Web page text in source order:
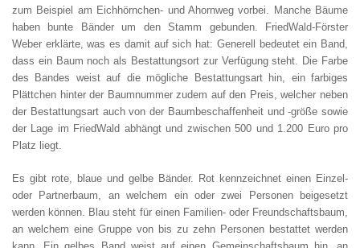
zum Beispiel am Eichhörnchen- und Ahornweg vorbei. Manche Bäume
haben bunte Bänder um den Stamm gebunden. FriedWald-Förster
Weber erklärte, was es damit auf sich hat: Generell bedeutet ein Band,
dass ein Baum noch als Bestattungsort zur Verfügung steht. Die Farbe
des Bandes weist auf die mögliche Bestattungsart hin, ein farbiges
Plättchen hinter der Baumnummer zudem auf den Preis, welcher neben
der Bestattungsart auch von der Baumbeschaffenheit und -größe sowie
der Lage im FriedWald abhängt und zwischen 500 und 1.200 Euro pro
Platz liegt.
Es gibt rote, blaue und gelbe Bänder. Rot kennzeichnet einen Einzel-
oder Partnerbaum, an welchem ein oder zwei Personen beigesetzt
werden können. Blau steht für einen Familien- oder Freundschaftsbaum,
an welchem eine Gruppe von bis zu zehn Personen bestattet werden